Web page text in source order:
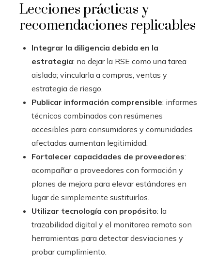
Lecciones prácticas y
recomendaciones replicables
Integrar la diligencia debida en la
estrategia: no dejar la RSE como una tarea
aislada; vincularla a compras, ventas y
estrategia de riesgo.
Publicar información comprensible: informes
técnicos combinados con resúmenes
accesibles para consumidores y comunidades
afectadas aumentan legitimidad.
Fortalecer capacidades de proveedores:
acompañar a proveedores con formación y
planes de mejora para elevar estándares en
lugar de simplemente sustituirlos.
Utilizar tecnología con propósito: la
trazabilidad digital y el monitoreo remoto son
herramientas para detectar desviaciones y
probar cumplimiento.